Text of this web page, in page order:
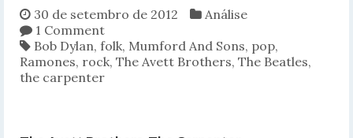
30 de setembro de 2012
Análise
1 Comment
Bob Dylan, folk, Mumford And Sons, pop,
Ramones, rock, The Avett Brothers, The Beatles,
the carpenter